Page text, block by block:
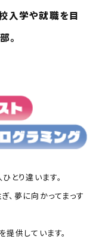
入学や就職を目
。
とり違います。
、夢に向かってまっす
供しています。